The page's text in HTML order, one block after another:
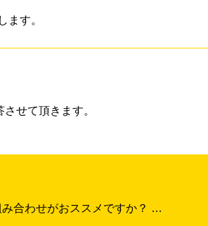
ます。
せて頂きます。
合わせがおススメですか？ …